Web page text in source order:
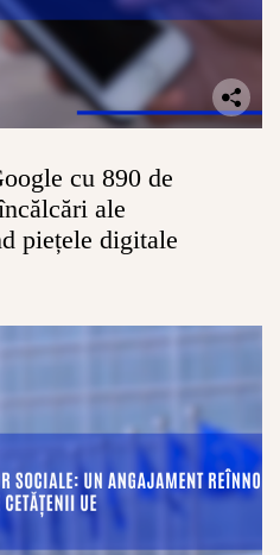
cu 890 de
ale
piețele digitale